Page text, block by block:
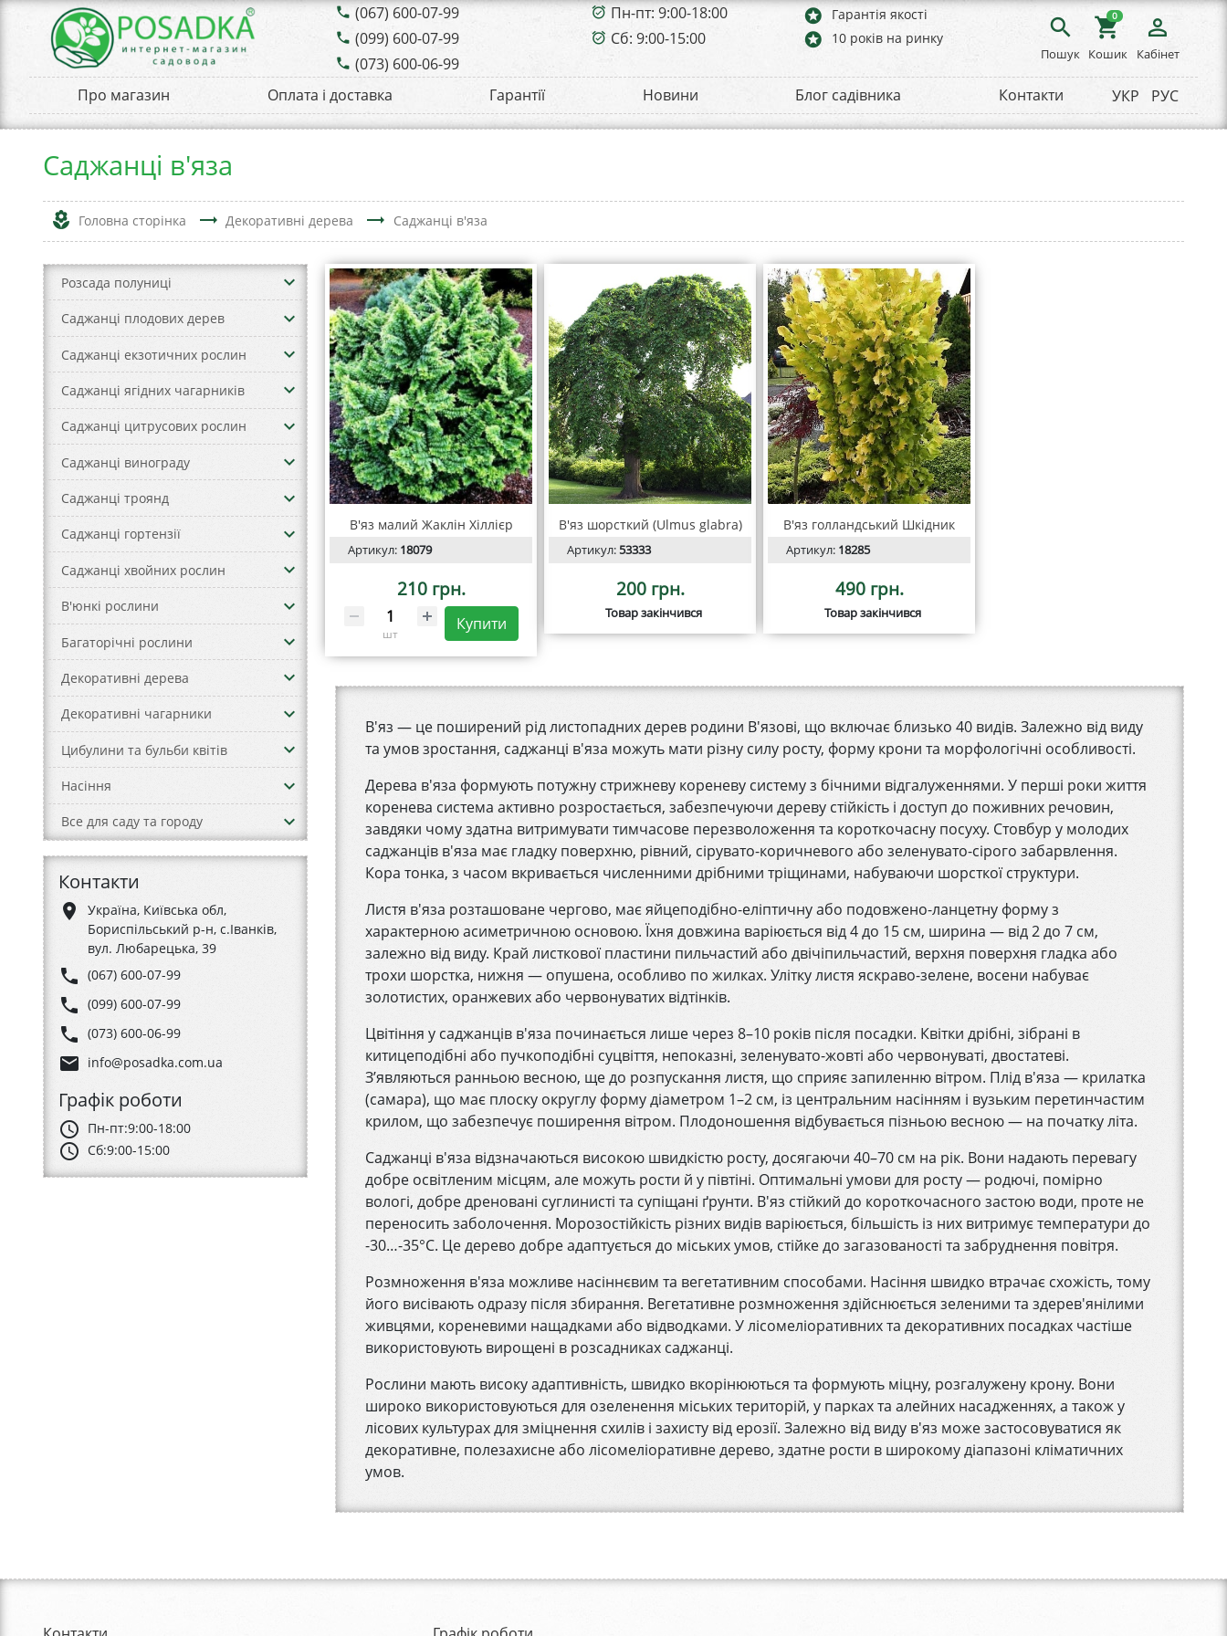
phone (067) 600-07-99
phone (099) 600-07-99
phone (073) 600-06-99
alarm_on Пн-пт: 9:00-18:00
alarm_on Сб: 9:00-15:00
stars Гарантія якості
stars 10 років на ринку search
Пошук
shopping_cart
0
Кошик
person_outline
Кабінет
Про магазин Оплата і доставка Гарантії Новини Блог садівника Контакти УКР РУС
Саджанці в'яза
local_florist Головна сторінка trending_flat Декоративні дерева trending_flat Саджанці в'яза
Розсада полуниці keyboard_arrow_down
Саджанці плодових дерев keyboard_arrow_down
Саджанці екзотичних рослин keyboard_arrow_down
Саджанці ягідних чагарників keyboard_arrow_down
Саджанці цитрусових рослин keyboard_arrow_down
Саджанці винограду keyboard_arrow_down
Саджанці троянд keyboard_arrow_down
Саджанці гортензії keyboard_arrow_down
Саджанці хвойних рослин keyboard_arrow_down
В'юнкі рослини keyboard_arrow_down
Багаторічні рослини keyboard_arrow_down
Декоративні дерева keyboard_arrow_down
Декоративні чагарники keyboard_arrow_down
Цибулини та бульби квітів keyboard_arrow_down
Насіння keyboard_arrow_down
Все для саду та городу keyboard_arrow_down
Контакти
place
Україна, Київська обл,
Бориспільський р-н, с.Іванків,
вул. Любарецька, 39
phone (067) 600-07-99
phone (099) 600-07-99
phone (073) 600-06-99
email info@posadka.com.ua
Графік роботи
schedule Пн-пт:9:00-18:00
schedule Сб:9:00-15:00
В'яз — це поширений рід листопадних дерев родини В'язові, що включає близько 40 видів. Залежно від виду
та умов зростання, саджанці в'яза можуть мати різну силу росту, форму крони та морфологічні особливості.
Дерева в'яза формують потужну стрижневу кореневу систему з бічними відгалуженнями. У перші роки життя
коренева система активно розростається, забезпечуючи дереву стійкість і доступ до поживних речовин,
завдяки чому здатна витримувати тимчасове перезволоження та короткочасну посуху. Стовбур у молодих
саджанців в'яза має гладку поверхню, рівний, сірувато-коричневого або зеленувато-сірого забарвлення.
Кора тонка, з часом вкривається численними дрібними тріщинами, набуваючи шорсткої структури.
Листя в'яза розташоване чергово, має яйцеподібно-еліптичну або подовжено-ланцетну форму з
характерною асиметричною основою. Їхня довжина варіюється від 4 до 15 см, ширина — від 2 до 7 см,
залежно від виду. Край листкової пластини пильчастий або двічіпильчастий, верхня поверхня гладка або
трохи шорстка, нижня — опушена, особливо по жилках. Улітку листя яскраво-зелене, восени набуває
золотистих, оранжевих або червонуватих відтінків.
Цвітіння у саджанців в'яза починається лише через 8–10 років після посадки. Квітки дрібні, зібрані в
китицеподібні або пучкоподібні суцвіття, непоказні, зеленувато-жовті або червонуваті, двостатеві.
З’являються ранньою весною, ще до розпускання листя, що сприяє запиленню вітром. Плід в'яза — крилатка
(самара), що має плоску округлу форму діаметром 1–2 см, із центральним насінням і вузьким перетинчастим
крилом, що забезпечує поширення вітром. Плодоношення відбувається пізньою весною — на початку літа.
Саджанці в'яза відзначаються високою швидкістю росту, досягаючи 40–70 см на рік. Вони надають перевагу
добре освітленим місцям, але можуть рости й у півтіні. Оптимальні умови для росту — родючі, помірно
вологі, добре дреновані суглинисті та супіщані ґрунти. В'яз стійкий до короткочасного застою води, проте не
переносить заболочення. Морозостійкість різних видів варіюється, більшість із них витримує температури до
-30…-35°C. Це дерево добре адаптується до міських умов, стійке до загазованості та забруднення повітря.
Розмноження в'яза можливе насіннєвим та вегетативним способами. Насіння швидко втрачає схожість, тому
його висівають одразу після збирання. Вегетативне розмноження здійснюється зеленими та здерев'янілими
живцями, кореневими нащадками або відводками. У лісомеліоративних та декоративних посадках частіше
використовують вирощені в розсадниках саджанці.
Рослини мають високу адаптивність, швидко вкорінюються та формують міцну, розгалужену крону. Вони
широко використовуються для озеленення міських територій, у парках та алейних насадженнях, а також у
лісових культурах для зміцнення схилів і захисту від ерозії. Залежно від виду в'яз може застосовуватися як
декоративне, полезахисне або лісомеліоративне дерево, здатне рости в широкому діапазоні кліматичних
умов.
В'яз малий Жаклін Хіллієр
Артикул: 18079
210 грн.
шт
Купити
В'яз шорсткий (Ulmus glabra)
Артикул:53333
200 грн.
Товар закінчився
В'яз голландський Шкідник
Артикул: 18285
490 грн.
Товар закінчився